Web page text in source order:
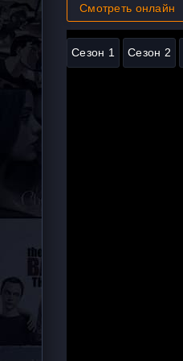
Смотреть онлайн
Сезон 1 Сезон 2